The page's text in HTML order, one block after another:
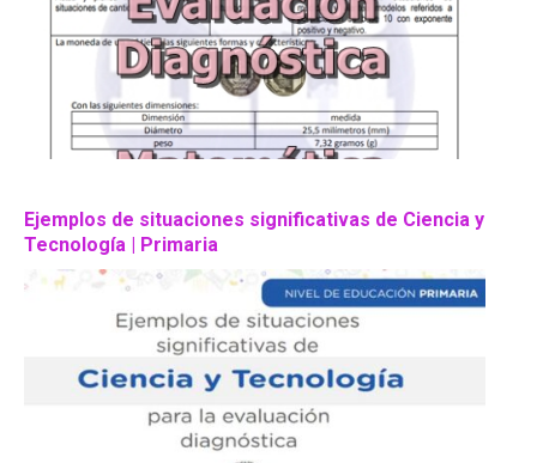
Ejemplos de situaciones significativas de Ciencia y
Tecnología | Primaria